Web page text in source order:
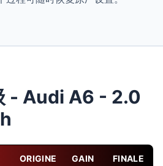
- Audi A6 - 2.0
ORIGINE GAIN FINALE